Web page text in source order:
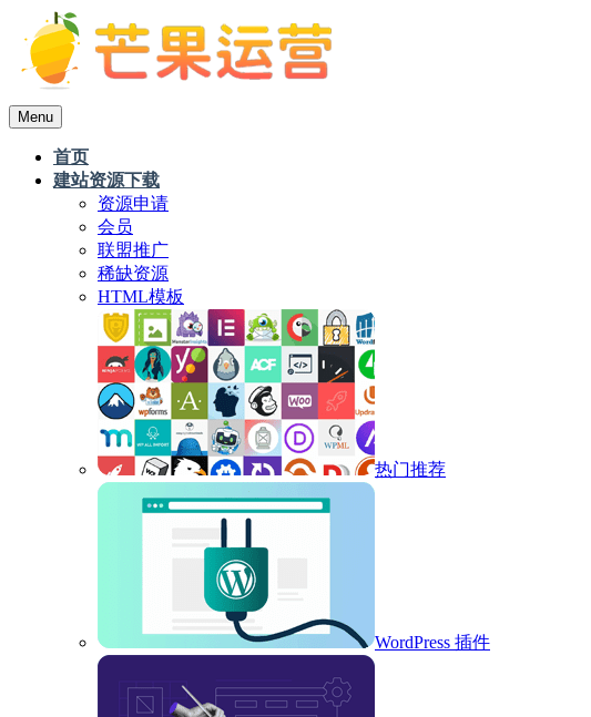
Menu
首页
建站资源下载
资源申请
会员
联盟推广
稀缺资源
HTML模板
热门推荐
WordPress 插件